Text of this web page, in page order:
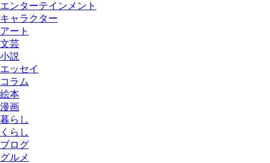
エンターテインメント
キャラクター
アート
文芸
小説
エッセイ
コラム
絵本
漫画
暮らし
くらし
ブログ
グルメ